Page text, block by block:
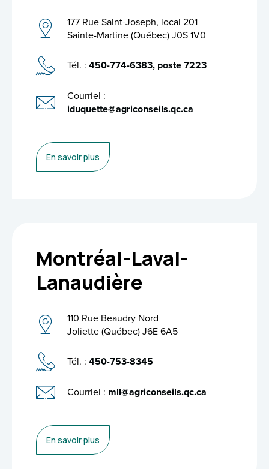
177 Rue Saint-Joseph, local 201
Sainte-Martine (Québec) J0S 1V0
Tél. : 450-774-6383, poste 7223
Courriel :
iduquette@agriconseils.qc.ca
En savoir plus
Montréal-Laval-
Lanaudière
110 Rue Beaudry Nord
Joliette (Québec) J6E 6A5
Tél. : 450-753-8345
Courriel : mll@agriconseils.qc.ca
En savoir plus